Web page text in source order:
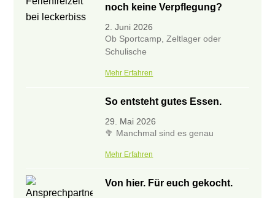
noch keine Verpflegung?
2. Juni 2026
Ob Sportcamp, Zeltlager oder
Schulische
Mehr Erfahren
So entsteht gutes Essen.
29. Mai 2026
🥦 Manchmal sind es genau
Mehr Erfahren
Von hier. Für euch gekocht.